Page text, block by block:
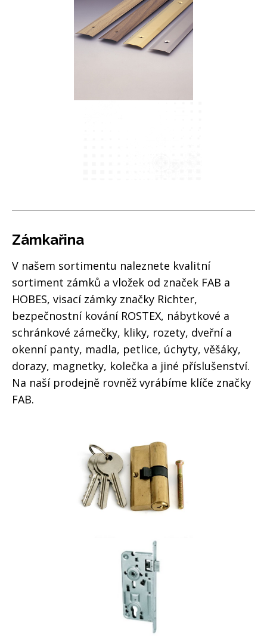
Zámkařina
V našem sortimentu naleznete kvalitní
sortiment zámků a vložek od značek FAB a
HOBES, visací zámky značky Richter,
bezpečnostní kování ROSTEX, nábytkové a
schránkové zámečky, kliky, rozety, dveřní a
okenní panty, madla, petlice, úchyty, věšáky,
dorazy, magnetky, kolečka a jiné příslušenství.
Na naší prodejně rovněž vyrábíme klíče značky
FAB.